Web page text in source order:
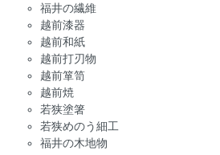
福井の繊維
越前漆器
越前和紙
越前打刃物
越前箪笥
越前焼
若狭塗箸
若狭めのう細工
福井の木地物